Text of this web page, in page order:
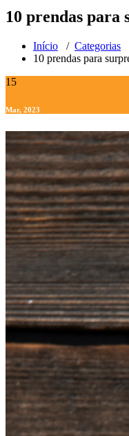
10 prendas para
Início / Categorias
10 prendas para
15
Mar, 2023